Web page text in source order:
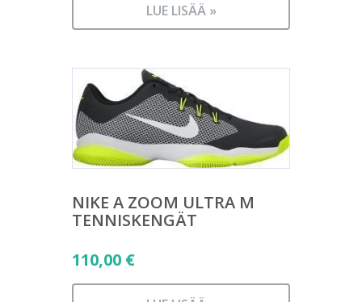
LUE LISÄÄ »
NIKE A ZOOM ULTRA M
TENNISKENGÄT
110,00 €